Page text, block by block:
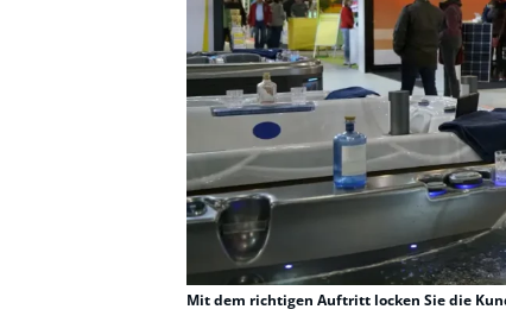
Mit dem richtigen Auftritt locken Sie die